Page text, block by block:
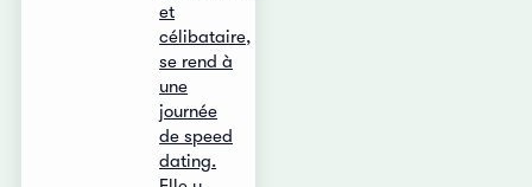
et
célibataire,
se rend à
une
journée
de speed
dating.